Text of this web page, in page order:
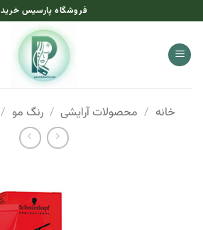
to
content
فروشگاه پارسیس خرید
خانه / محصولات آرایشی / رنگ مو /